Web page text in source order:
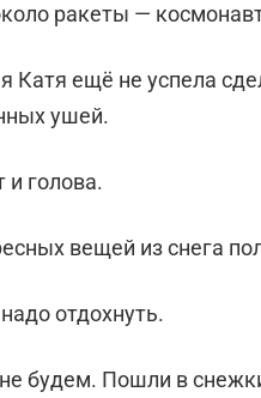
ракеты —
Катя ещё не успела
ушей.
и голова.
вещей из снега
отдохнуть.
будем. Пошли в